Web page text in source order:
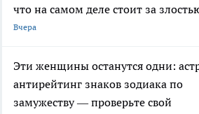
что на самом деле стоит за
Вчера
Эти женщины останутся одни:
антирейтинг знаков зодиака по
замужеству — проверьте свой